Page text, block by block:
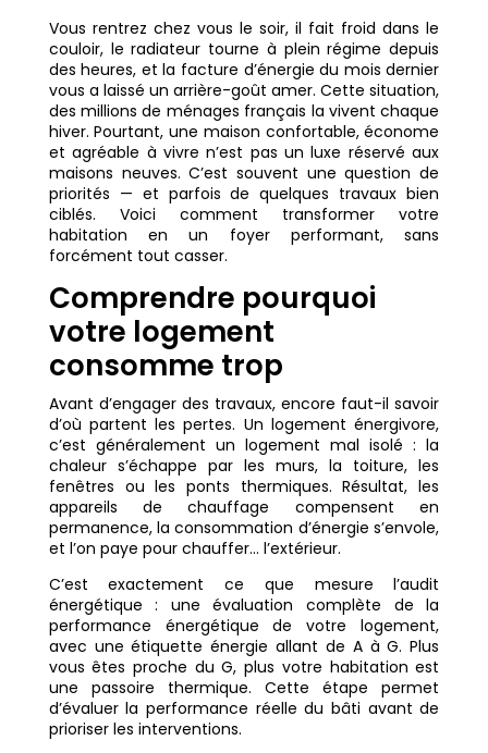
Vous rentrez chez vous le soir, il fait froid dans le
couloir, le radiateur tourne à plein régime depuis
des heures, et la facture d’énergie du mois dernier
vous a laissé un arrière-goût amer. Cette situation,
des millions de ménages français la vivent chaque
hiver. Pourtant, une maison confortable, économe
et agréable à vivre n’est pas un luxe réservé aux
maisons neuves. C’est souvent une question de
priorités — et parfois de quelques travaux bien
ciblés. Voici comment transformer votre
habitation en un foyer performant, sans
forcément tout casser.
Comprendre pourquoi
votre logement
consomme trop
Avant d’engager des travaux, encore faut-il savoir
d’où partent les pertes. Un logement énergivore,
c’est généralement un logement mal isolé : la
chaleur s’échappe par les murs, la toiture, les
fenêtres ou les ponts thermiques. Résultat, les
appareils de chauffage compensent en
permanence, la consommation d’énergie s’envole,
et l’on paye pour chauffer… l’extérieur.
C’est exactement ce que mesure l’audit
énergétique : une évaluation complète de la
performance énergétique de votre logement,
avec une étiquette énergie allant de A à G. Plus
vous êtes proche du G, plus votre habitation est
une passoire thermique. Cette étape permet
d’évaluer la performance réelle du bâti avant de
prioriser les interventions.